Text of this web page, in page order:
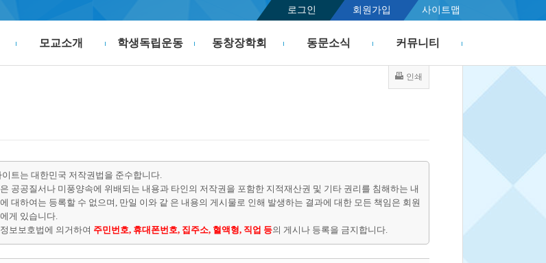
로그인 회원가입 사이트맵
모교소개 학생독립운동 동창장학회 동문소식 커뮤니티
인쇄
이트는 대한민국 저작권법을 준수합니다.
공공질서나 미풍양속에 위배되는 내용과 타인의 저작권을 포함한 지적재산권 및 기타 권리를 침해하는 내
대하여는 등록할 수 없으며, 만일 이와 같 은 내용의 게시물로 인해 발생하는 결과에 대한 모든 책임은 회원
게 있습니다.
보보호법에 의거하여 주민번호, 휴대폰번호, 집주소, 혈액형, 직업 등의 게시나 등록을 금지합니다.